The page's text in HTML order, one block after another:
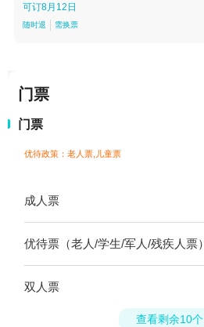
可订8月12日
随时退 需换票
门票
门票
优待政策：老人票,儿童票
成人票
优待票（老人/学生/军人/残疾人票）
双人票
查看剩余10个